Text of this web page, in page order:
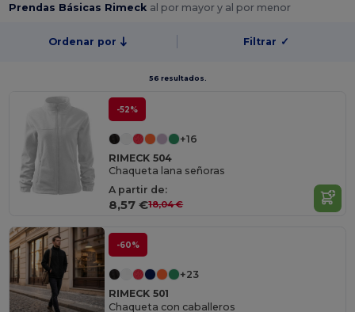
Prendas Básicas Rimeck al por mayor y al por menor
Ordenar por Filtrar ✓
56 resultados.
-52%
+16
RIMECK 504
Chaqueta lana señoras
A partir de:
8,57 €18,04 €
-60%
+23
RIMECK 501
Chaqueta con caballeros